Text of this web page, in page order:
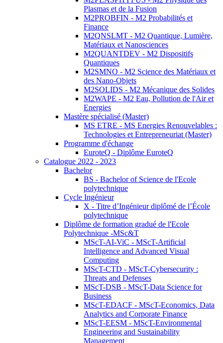
Plasmas et de la Fusion
M2PROBFIN - M2 Probabilités et
Finance
M2QNSLMT - M2 Quantique, Lumière,
Matériaux et Nanosciences
M2QUANTDEV - M2 Dispositifs
Quantiques
M2SMNO - M2 Science des Matériaux et
des Nano-Objets
M2SOLIDS - M2 Mécanique des Solides
M2WAPE - M2 Eau, Pollution de l'Air et
Energies
Mastère spécialisé (Master)
MS ETRE - MS Energies Renouvelables :
Technologies et Entrepreneuriat (Master)
Programme d'échange
EuroteQ - Diplôme EuroteQ
Catalogue 2022 - 2023
Bachelor
BS - Bachelor of Science de l'Ecole
polytechnique
Cycle Ingénieur
X - Titre d’Ingénieur diplômé de l’École
polytechnique
Diplôme de formation gradué de l'Ecole
Polytechnique -MSc&T
MScT-AI-ViC - MScT-Artificial
Intelligence and Advanced Visual
Computing
MScT-CTD - MScT-Cybersecurity :
Threats and Defenses
MScT-DSB - MScT-Data Science for
Business
MScT-EDACF - MScT-Economics, Data
Analytics and Corporate Finance
MScT-EESM - MScT-Environmental
Engineering and Sustainability
Management